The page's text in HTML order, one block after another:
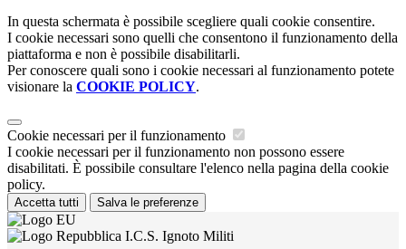
In questa schermata è possibile scegliere quali cookie consentire.
I cookie necessari sono quelli che consentono il funzionamento della
piattaforma e non è possibile disabilitarli.
Per conoscere quali sono i cookie necessari al funzionamento potete
visionare la COOKIE POLICY.
Cookie necessari per il funzionamento
I cookie necessari per il funzionamento non possono essere
disabilitati. È possibile consultare l'elenco nella pagina della cookie
policy.
Accetta tutti Salva le preferenze
I.C.S. Ignoto Militi